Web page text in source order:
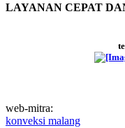
LAYANAN CEPAT
web-mitra:
konveksi malang